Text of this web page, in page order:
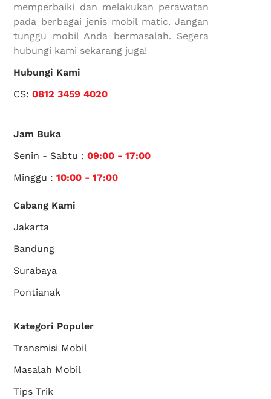
memperbaiki dan melakukan perawatan
pada berbagai jenis mobil matic. Jangan
tunggu mobil Anda bermasalah. Segera
hubungi kami sekarang juga!
Hubungi Kami
CS:0812 3459 4020
Jam Buka
Senin - Sabtu :09:00 - 17:00
Minggu :10:00 - 17:00
Cabang Kami
Jakarta
Bandung
Surabaya
Pontianak
Kategori Populer
Transmisi Mobil
Masalah Mobil
Tips Trik